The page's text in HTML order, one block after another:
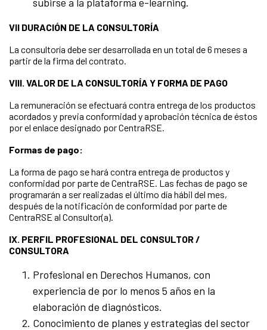
VII DURACIÓN DE LA CONSULTORÍA
La consultoría debe ser desarrollada en un total de 6 meses a
partir de la firma del contrato.
VIII. VALOR DE LA CONSULTORÍA Y FORMA DE PAGO
La remuneración se efectuará contra entrega de los productos
acordados y previa conformidad y aprobación técnica de éstos
por el enlace designado por CentraRSE.
Formas de pago:
La forma de pago se hará contra entrega de productos y
conformidad por parte de CentraRSE. Las fechas de pago se
programarán a ser realizadas el último día hábil del mes,
después de la notificación de conformidad por parte de
CentraRSE al Consultor(a).
IX. PERFIL PROFESIONAL DEL CONSULTOR /
CONSULTORA
Profesional en Derechos Humanos, con
experiencia de por lo menos 5 años en la
elaboración de diagnósticos.
Conocimiento de planes y estrategias del sector